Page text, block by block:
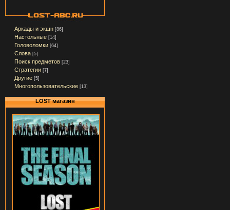
Аркады и экшн [86]
Настольные [14]
Головоломки [64]
Слова [5]
Поиск предметов [23]
Стратегии [7]
Другие [5]
Многопользовательские [13]
LOST магазин